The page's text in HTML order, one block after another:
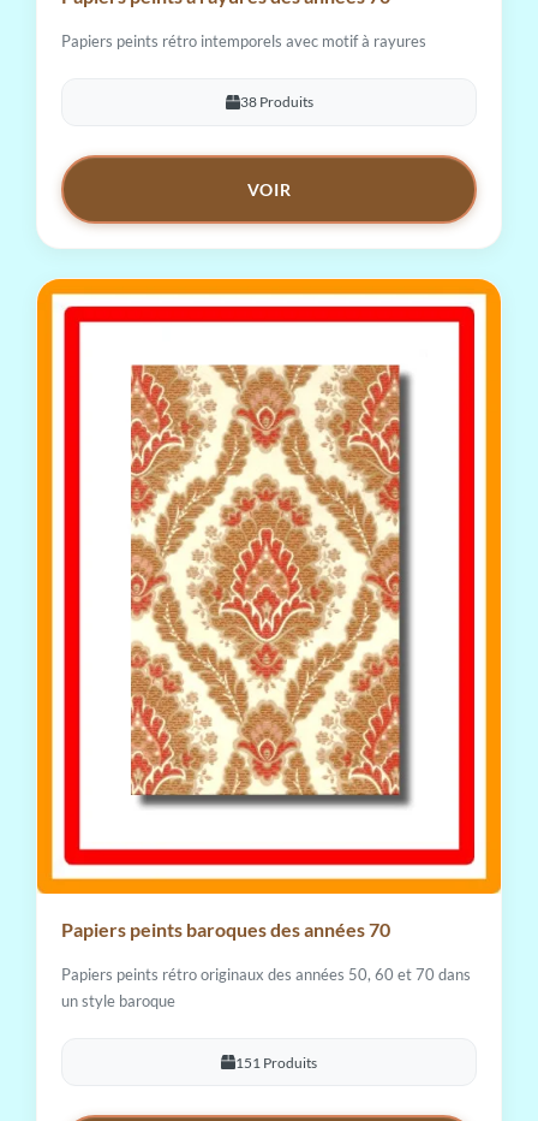
Papiers peints rétro intemporels avec motif à rayures
38 Produits
VOIR
Papiers peints baroques des années 70
Papiers peints rétro originaux des années 50, 60 et 70 dans
un style baroque
151 Produits